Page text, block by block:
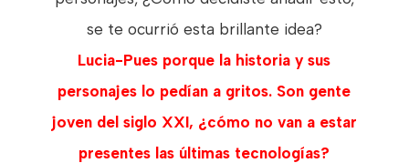
se te ocurrió esta brillante idea?
Lucia-Pues porque la historia y sus
personajes lo pedían a gritos. Son gente
joven del siglo XXI, ¿cómo no van a estar
presentes las últimas tecnologías?